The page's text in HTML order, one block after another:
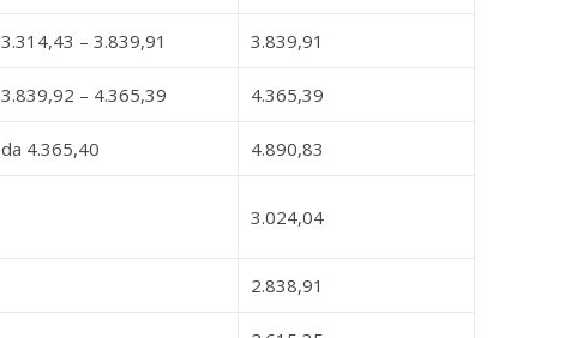
3.314,43 – 3.839,91 3.839,91
3.839,92 – 4.365,39 4.365,39
da 4.365,40 4.890,83
3.024,04
2.838,91